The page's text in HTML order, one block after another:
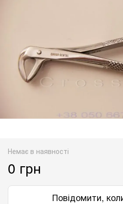
Немає в наявності
0 грн
Повідомити,